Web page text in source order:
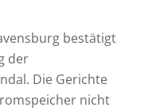
bestätigt
der
Die Gerichte
nicht